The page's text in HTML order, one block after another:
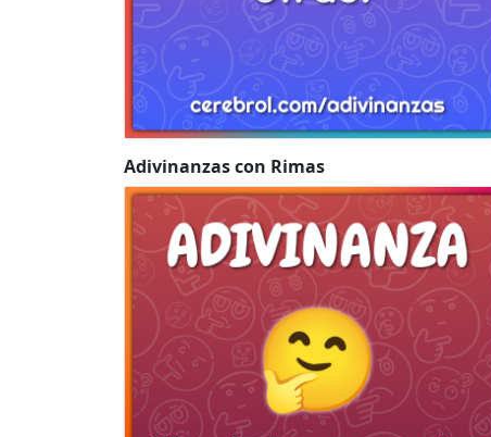
Adivinanzas con Rimas